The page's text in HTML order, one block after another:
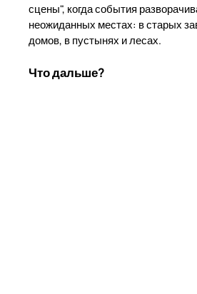
сцены", когда события
неожиданных местах: в старых
домов, в пустынях и лесах.
Что дальше?